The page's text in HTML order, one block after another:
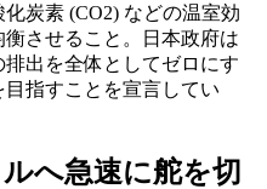
炭素 (CO2) などの温室効
させること。日本政府は
出を全体としてゼロにす
指すことを宣言してい
へ急速に舵を切